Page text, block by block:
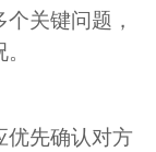
关键问题，
优先确认对方